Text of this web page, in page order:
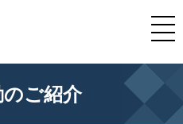
ご紹介